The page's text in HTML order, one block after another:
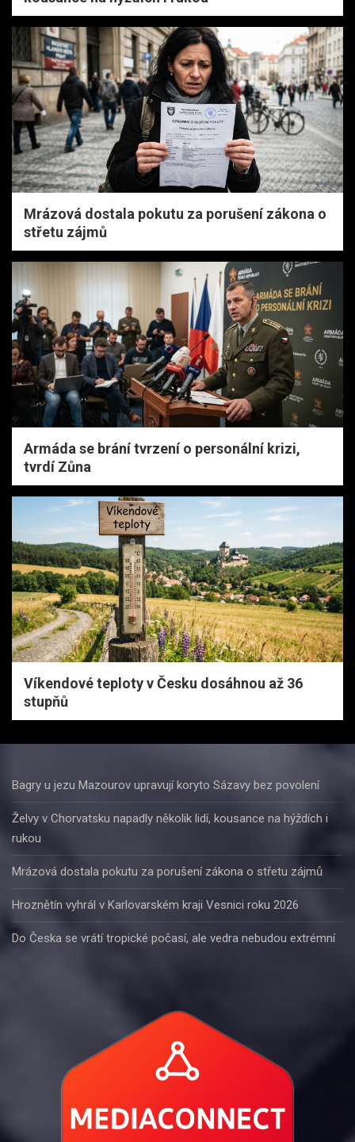
Mrázová dostala pokutu za porušení zákona o
střetu zájmů
Armáda se brání tvrzení o personální krizi,
tvrdí Zůna
Víkendové teploty v Česku dosáhnou až 36
stupňů
Bagry u jezu Mazourov upravují koryto Sázavy bez povolení
Želvy v Chorvatsku napadly několik lidí, kousance na hýždích i
rukou
Mrázová dostala pokutu za porušení zákona o střetu zájmů
Hroznětín vyhrál v Karlovarském kraji Vesnici roku 2026
Do Česka se vrátí tropické počasí, ale vedra nebudou extrémní